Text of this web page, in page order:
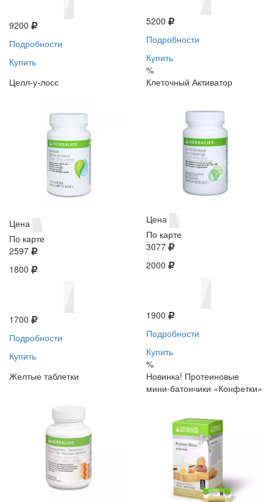
9200
Подробности
Купить
5200
Подробности
Купить
%
Целл-у-лосс
Цена
По карте
2597
1800
1700
Подробности
Купить
Клеточный Активатор
Цена
По карте
3077
2000
1900
Подробности
Купить
%
Желтые таблетки
Новинка! Протеиновые
мини-батончики «Конфетки»